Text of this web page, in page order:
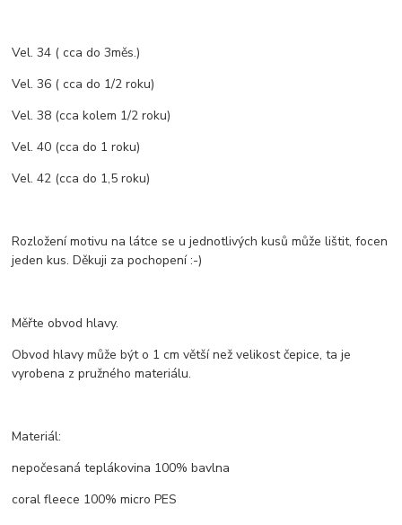
Vel. 34 ( cca do 3měs.)
Vel. 36 ( cca do 1/2 roku)
Vel. 38 (cca kolem 1/2 roku)
Vel. 40 (cca do 1 roku)
Vel. 42 (cca do 1,5 roku)
Rozložení motivu na látce se u jednotlivých kusů může lištit, focen
jeden kus. Děkuji za pochopení :-)
Měřte obvod hlavy.
Obvod hlavy může být o 1 cm větší než velikost čepice, ta je
vyrobena z pružného materiálu.
Materiál:
nepočesaná teplákovina 100% bavlna
coral fleece 100% micro PES